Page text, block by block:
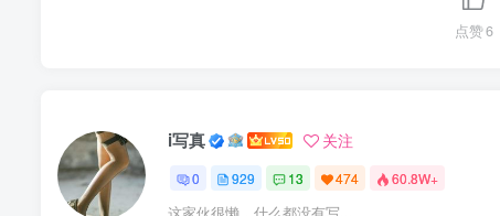
点赞6
i写真 关注
0 929 13 474 60.8W+